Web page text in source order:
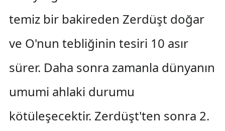
temiz bir bakireden Zerdüşt doğar
ve O'nun tebliğinin tesiri 10 asır
sürer. Daha sonra zamanla dünyanın
umumi ahlaki durumu
kötüleşecektir. Zerdüşt'ten sonra 2.